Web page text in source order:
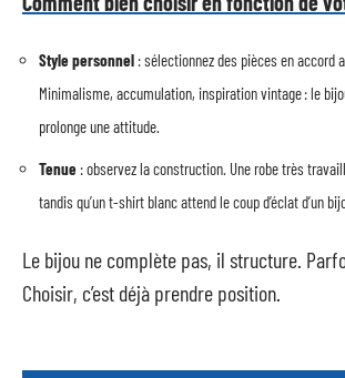
Style personnel : sélectionnez des pièces en accord
Minimalisme, accumulation, inspiration vintage : le
prolonge une attitude.
Tenue : observez la construction. Une robe très
tandis qu’un t-shirt blanc attend le coup d’éclat d’un
Le bijou ne complète pas, il structure.
Choisir, c’est déjà prendre position.